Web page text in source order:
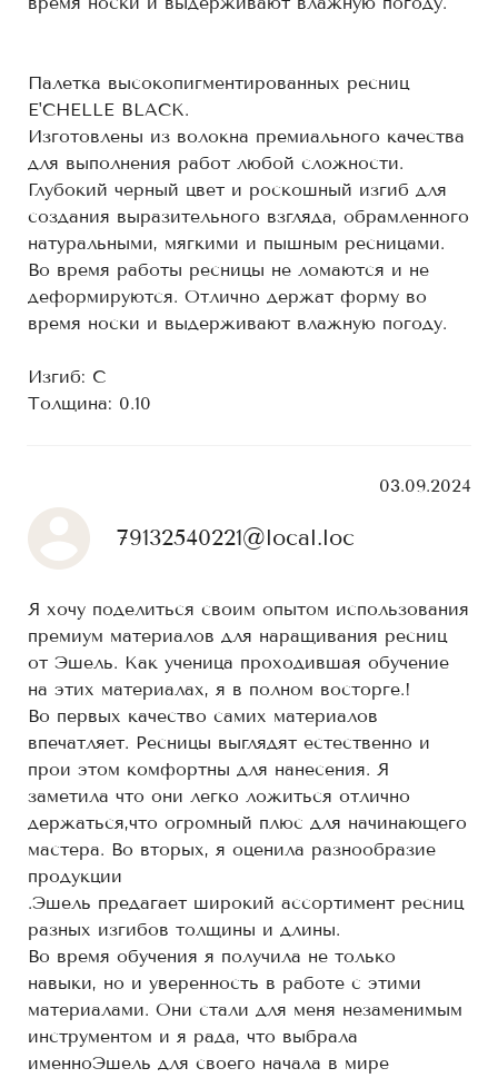
Палетка высокопигментированных ресниц
E'CHELLE BLACK.
Изготовлены из волокна премиального качества
для выполнения работ любой сложности.
Глубокий черный цвет и роскошный изгиб для
создания выразительного взгляда, обрамленного
натуральными, мягкими и пышным ресницами.
Во время работы ресницы не ломаются и не
деформируются. Отлично держат форму во
время носки и выдерживают влажную погоду.
Изгиб: С
Толщина: 0.10
79132540221@local.loc
03.09.2024
Я хочу поделиться своим опытом использования
премиум материалов для наращивания ресниц
от Эшель. Как ученица проходившая обучение
на этих материалах, я в полном восторге.!
Во первых качество самих материалов
впечатляет. Ресницы выглядят естественно и
прои этом комфортны для нанесения. Я
заметила что они легко ложиться отлично
держаться,что огромный плюс для начинающего
мастера. Во вторых, я оценила разнообразие
продукции
.Эшель предагает широкий ассортимент ресниц
разных изгибов толщины и длины.
Во время обучения я получила не только
навыки, но и уверенность в работе с этими
материалами. Они стали для меня незаменимым
инструментом и я рада, что выбрала
именноЭшель для своего начала в мире